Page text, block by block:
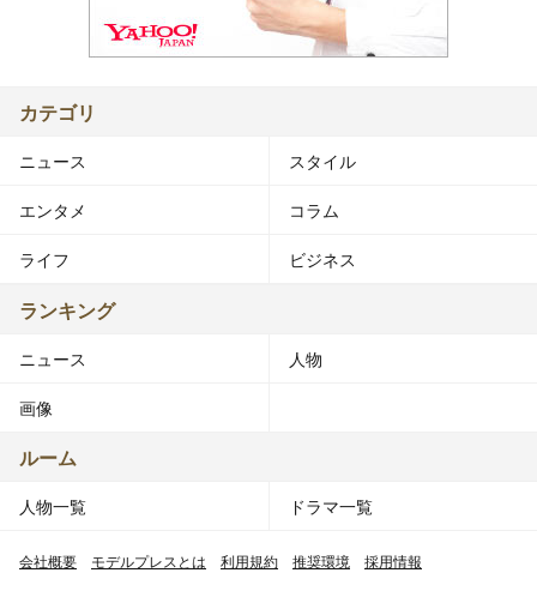
カテゴリ
ニュース スタイル
エンタメ コラム
ライフ ビジネス
ランキング
ニュース 人物
画像
ルーム
人物一覧 ドラマ一覧
会社概要 モデルプレスとは 利用規約 推奨環境 採用情報